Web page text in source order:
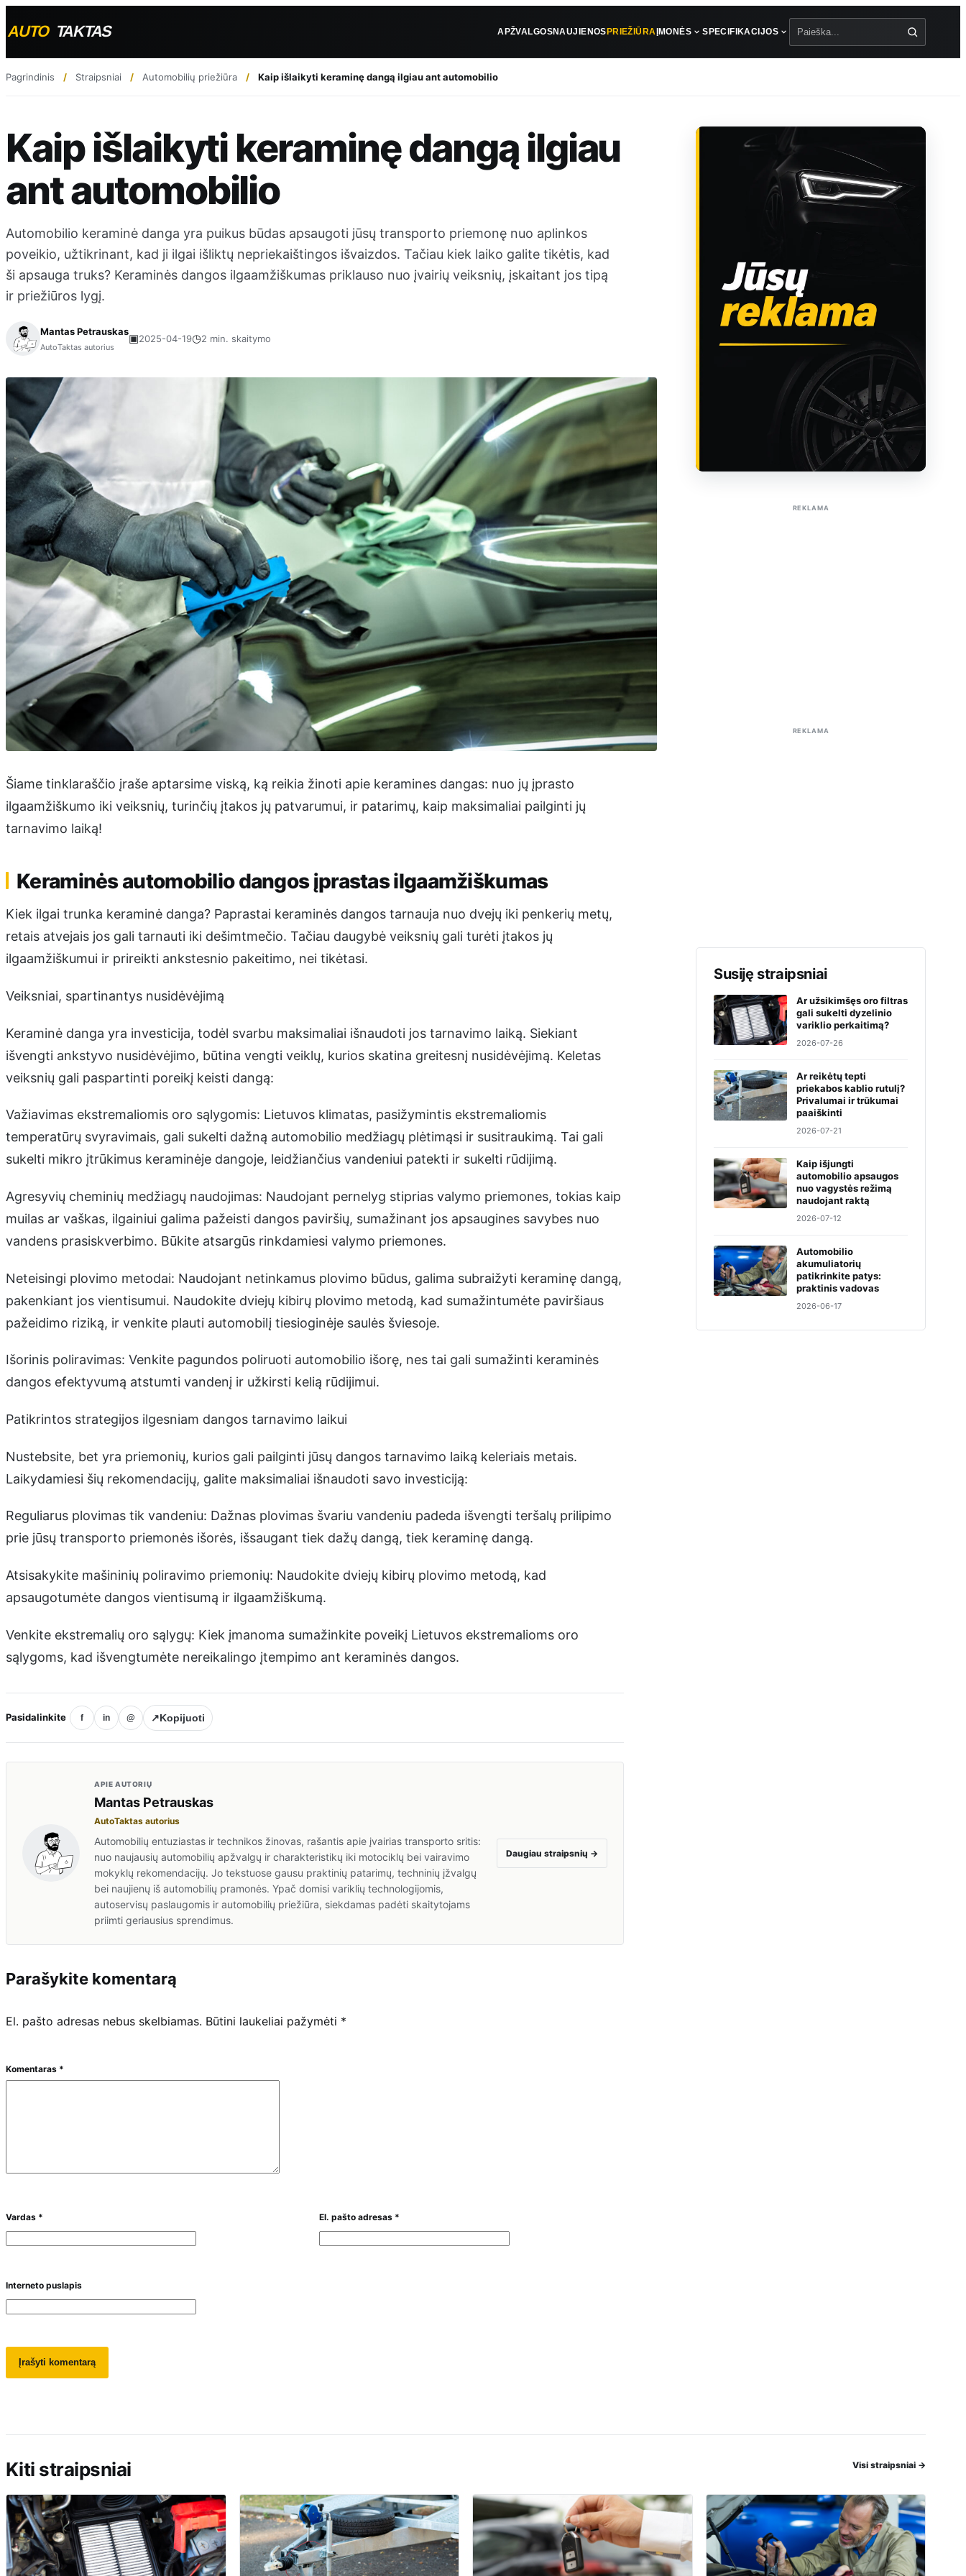
APŽVALGOSNAUJIENOSPRIEŽIŪRA ĮMONĖS SPECIFIKACIJOS
Pagrindinis Straipsniai Automobilių priežiūra Kaip išlaikyti keraminę dangą ilgiau ant automobilio
Kaip išlaikyti keraminę dangą ilgiau
ant automobilio
Automobilio keraminė danga yra puikus būdas apsaugoti jūsų transporto priemonę nuo aplinkos
poveikio, užtikrinant, kad ji ilgai išliktų nepriekaištingos išvaizdos. Tačiau kiek laiko galite tikėtis, kad
ši apsauga truks? Keraminės dangos ilgaamžiškumas priklauso nuo įvairių veiksnių, įskaitant jos tipą
ir priežiūros lygį.
Mantas Petrauskas
AutoTaktas autorius
▣2025-04-19◷2 min. skaitymo
Šiame tinklaraščio įraše aptarsime viską, ką reikia žinoti apie keramines dangas: nuo jų įprasto
ilgaamžiškumo iki veiksnių, turinčių įtakos jų patvarumui, ir patarimų, kaip maksimaliai pailginti jų
tarnavimo laiką!
Keraminės automobilio dangos įprastas ilgaamžiškumas
Kiek ilgai trunka keraminė danga? Paprastai keraminės dangos tarnauja nuo dvejų iki penkerių metų,
retais atvejais jos gali tarnauti iki dešimtmečio. Tačiau daugybė veiksnių gali turėti įtakos jų
ilgaamžiškumui ir prireikti ankstesnio pakeitimo, nei tikėtasi.
Veiksniai, spartinantys nusidėvėjimą
Keraminė danga yra investicija, todėl svarbu maksimaliai išnaudoti jos tarnavimo laiką. Siekiant
išvengti ankstyvo nusidėvėjimo, būtina vengti veiklų, kurios skatina greitesnį nusidėvėjimą. Keletas
veiksnių gali paspartinti poreikį keisti dangą:
Važiavimas ekstremaliomis oro sąlygomis: Lietuvos klimatas, pasižymintis ekstremaliomis
temperatūrų svyravimais, gali sukelti dažną automobilio medžiagų plėtimąsi ir susitraukimą. Tai gali
sukelti mikro įtrūkimus keraminėje dangoje, leidžiančius vandeniui patekti ir sukelti rūdijimą.
Agresyvių cheminių medžiagų naudojimas: Naudojant pernelyg stiprias valymo priemones, tokias kaip
muilas ar vaškas, ilgainiui galima pažeisti dangos paviršių, sumažinant jos apsaugines savybes nuo
vandens prasiskverbimo. Būkite atsargūs rinkdamiesi valymo priemones.
Neteisingi plovimo metodai: Naudojant netinkamus plovimo būdus, galima subraižyti keraminę dangą,
pakenkiant jos vientisumui. Naudokite dviejų kibirų plovimo metodą, kad sumažintumėte paviršiaus
pažeidimo riziką, ir venkite plauti automobilį tiesioginėje saulės šviesoje.
Išorinis poliravimas: Venkite pagundos poliruoti automobilio išorę, nes tai gali sumažinti keraminės
dangos efektyvumą atstumti vandenį ir užkirsti kelią rūdijimui.
Patikrintos strategijos ilgesniam dangos tarnavimo laikui
Nustebsite, bet yra priemonių, kurios gali pailginti jūsų dangos tarnavimo laiką keleriais metais.
Laikydamiesi šių rekomendacijų, galite maksimaliai išnaudoti savo investiciją:
Reguliarus plovimas tik vandeniu: Dažnas plovimas švariu vandeniu padeda išvengti teršalų prilipimo
prie jūsų transporto priemonės išorės, išsaugant tiek dažų dangą, tiek keraminę dangą.
Atsisakykite mašininių poliravimo priemonių: Naudokite dviejų kibirų plovimo metodą, kad
apsaugotumėte dangos vientisumą ir ilgaamžiškumą.
Venkite ekstremalių oro sąlygų: Kiek įmanoma sumažinkite poveikį Lietuvos ekstremalioms oro
sąlygoms, kad išvengtumėte nereikalingo įtempimo ant keraminės dangos.
Pasidalinkite f in @ ↗Kopijuoti
APIE AUTORIŲ
Mantas Petrauskas
AutoTaktas autorius
Automobilių entuziastas ir technikos žinovas, rašantis apie įvairias transporto sritis:
nuo naujausių automobilių apžvalgų ir charakteristikų iki motociklų bei vairavimo
mokyklų rekomendacijų. Jo tekstuose gausu praktinių patarimų, techninių įžvalgų
bei naujienų iš automobilių pramonės. Ypač domisi variklių technologijomis,
autoservisų paslaugomis ir automobilių priežiūra, siekdamas padėti skaitytojams
priimti geriausius sprendimus.
Daugiau straipsnių →
Parašykite komentarą
El. pašto adresas nebus skelbiamas. Būtini laukeliai pažymėti *
Komentaras *
Vardas * El. pašto adresas *
Interneto puslapis
REKLAMA
REKLAMA
Susiję straipsniai
Ar užsikimšęs oro filtras
gali sukelti dyzelinio
variklio perkaitimą?
2026-07-26
Ar reikėtų tepti
priekabos kablio rutulį?
Privalumai ir trūkumai
paaiškinti
2026-07-21
Kaip išjungti
automobilio apsaugos
nuo vagystės režimą
naudojant raktą
2026-07-12
Automobilio
akumuliatorių
patikrinkite patys:
praktinis vadovas
2026-06-17
Kiti straipsniai Visi straipsniai →